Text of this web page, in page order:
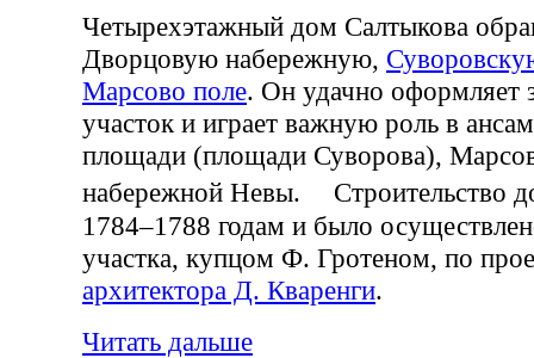
Четырехэтажный дом Салтыкова
Дворцовую набережную,
Марсово поле. Он удачно оформляет
участок и играет важную роль в
площади (площади Суворова),
набережной Невы. Строительство
1784–1788 годам и было
участка, купцом Ф. Гротеном, по
архитектора Д. Кваренги.
Читать дальше